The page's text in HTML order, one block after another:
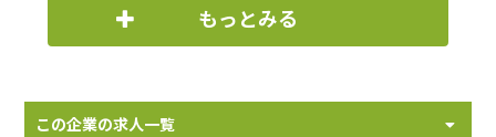
もっとみる
この企業の求人一覧